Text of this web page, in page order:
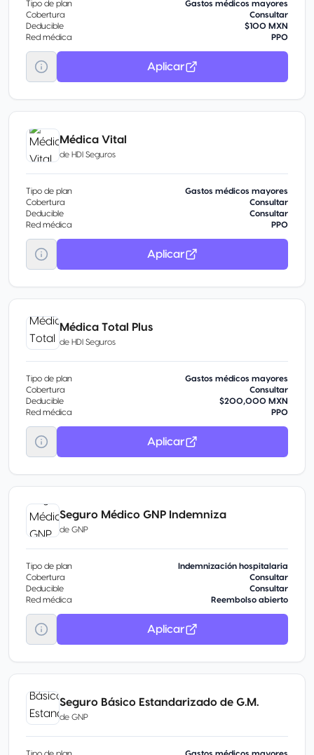
Tipo de plan
Gastos médicos mayores
Cobertura
Consultar
Deducible
$100 MXN
Red médica
PPO
Aplicar
Médica Vital
de HDI Seguros
Tipo de plan
Gastos médicos mayores
Cobertura
Consultar
Deducible
Consultar
Red médica
PPO
Aplicar
Médica Total Plus
de HDI Seguros
Tipo de plan
Gastos médicos mayores
Cobertura
Consultar
Deducible
$200,000 MXN
Red médica
PPO
Aplicar
Seguro Médico GNP Indemniza
de GNP
Tipo de plan
Indemnización hospitalaria
Cobertura
Consultar
Deducible
Consultar
Red médica
Reembolso abierto
Aplicar
Seguro Básico Estandarizado de G.M.
de GNP